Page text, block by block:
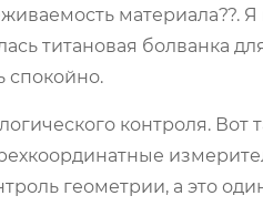
материала??. Я
титановая болванка
спокойно.
контроля. Вот
геометрии, а это